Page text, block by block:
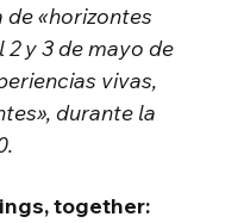
de «horizontes
y 3 de mayo de
vivas,
durante la
together: